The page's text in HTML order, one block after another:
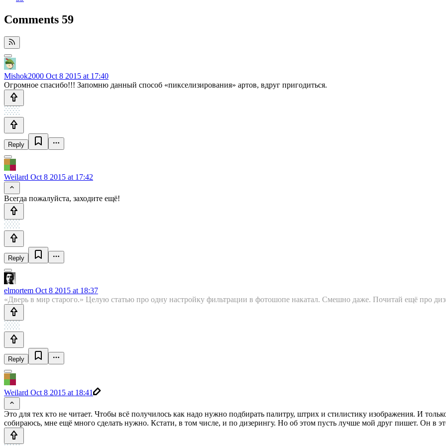
Comments 59
Mishok2000 Oct 8 2015 at 17:40
Огромное спасибо!!! Запомню данный способ «пикселизирования» артов, вдруг пригодиться.
Reply
Weilard Oct 8 2015 at 17:42
Всегда пожалуйста, заходите ещё!
Reply
elmortem Oct 8 2015 at 18:37
«Дверь в мир старого.» Целую статью про одну настройку фильтрации в фотошопе накатал. Смешно даже. Почитай ещё про
Reply
Weilard Oct 8 2015 at 18:41
Это для тех кто не читает. Чтобы всё получилось как надо нужно подбирать палитру, штрих и стилистику изображения. И
собираюсь, мне ещё много сделать нужно. Кстати, в том числе, и по дизерингу. Но об этом пусть лучше мой друг пишет. Он в